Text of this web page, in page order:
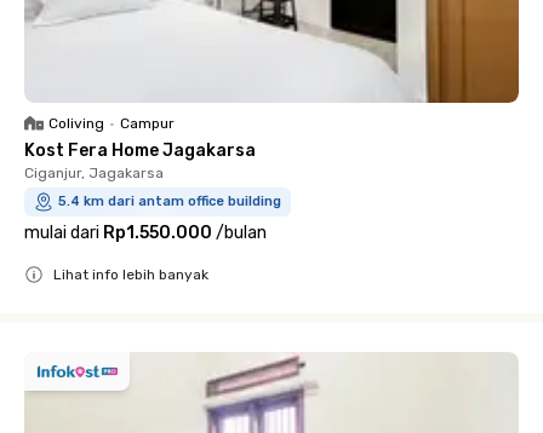
Coliving • Campur
Kost Fera Home Jagakarsa
Ciganjur, Jagakarsa
5.4 km dari antam office building
mulai dari Rp1.550.000 /bulan
Lihat info lebih banyak